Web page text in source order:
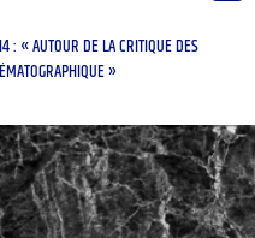
: « AUTOUR DE LA CRITIQUE DES
»